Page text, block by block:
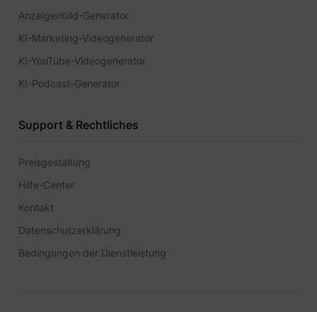
Anzeigenbild-Generator
KI-Marketing-Videogenerator
KI-YouTube-Videogenerator
KI-Podcast-Generator
Support & Rechtliches
Preisgestaltung
Hilfe-Center
Kontakt
Datenschutzerklärung
Bedingungen der Dienstleistung